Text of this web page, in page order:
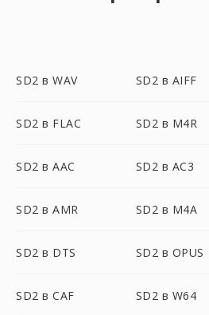
SD2 в WAV SD2 в AIFF
SD2 в FLAC SD2 в M4R
SD2 в AAC SD2 в AC3
SD2 в AMR SD2 в M4A
SD2 в DTS SD2 в OPUS
SD2 в CAF SD2 в W64